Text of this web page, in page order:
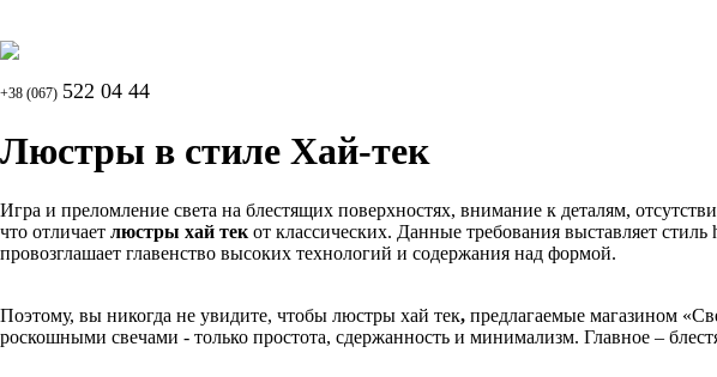
+38 (067) 522 04 44
Люстры в стиле Хай-тек
Игра и преломление света на блестящих поверхностях, внимание к деталям,
что отличает люстры хай тек от классических. Данные требования выставляет
провозглашает главенство высоких технологий и содержания над формой.
Поэтому, вы никогда не увидите, чтобы люстры хай тек, предлагаемые магазином
роскошными свечами - только простота, сдержанность и минимализм. Главное –